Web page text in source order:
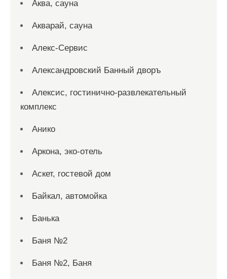
Аква, сауна
Акварай, сауна
Алекс-Сервис
Александровский Банный дворъ
Алексис, гостинично-развлекательный
комплекс
Анико
Аркона, эко-отель
Аскет, гостевой дом
Байкал, автомойка
Банька
Баня №2
Баня №2, Баня